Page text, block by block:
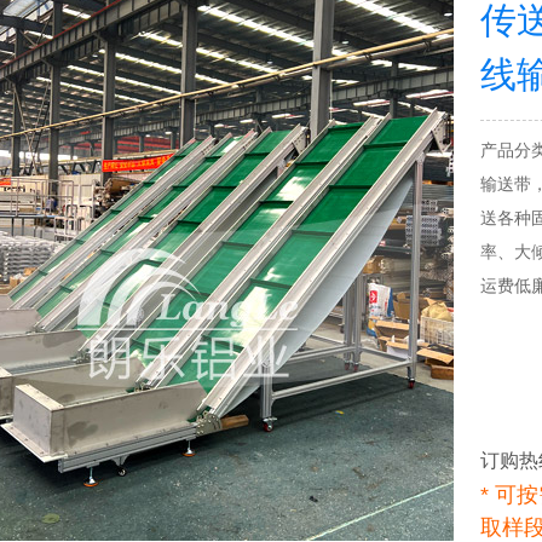
传
线
产品分
输送带
送各种
率、大
运费低
订购
* 可
取样